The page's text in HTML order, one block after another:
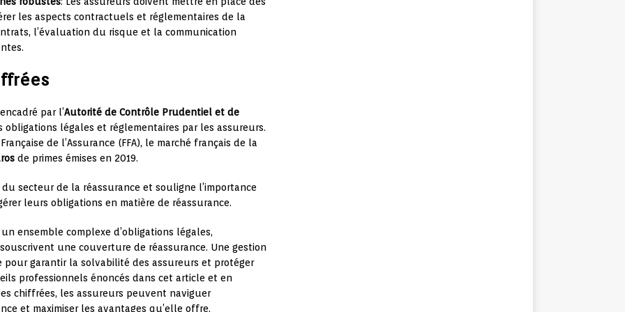
les aspects contractuels et réglementaires de la
l’évaluation du risque et la communication
par l’Autorité de Contrôle Prudentiel et de
légales et réglementaires par les assureurs.
de l’Assurance (FFA), le marché français de la
de primes émises en 2019.
secteur de la réassurance et souligne l’importance
leurs obligations en matière de réassurance.
ensemble complexe d’obligations légales,
une couverture de réassurance. Une gestion
garantir la solvabilité des assureurs et protéger
professionnels énoncés dans cet article et en
chiffrées, les assureurs peuvent naviguer
et maximiser les avantages qu’elle offre.